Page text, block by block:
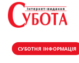
СУБОТНЯ ІНФОРМАЦІЯ